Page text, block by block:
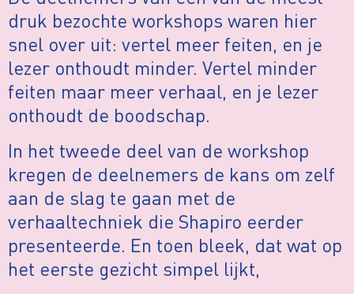
druk bezochte workshops waren hier
snel over uit: vertel meer feiten, en je
lezer onthoudt minder. Vertel minder
feiten maar meer verhaal, en je lezer
onthoudt de boodschap.
In het tweede deel van de workshop
kregen de deelnemers de kans om zelf
aan de slag te gaan met de
verhaaltechniek die Shapiro eerder
presenteerde. En toen bleek, dat wat op
het eerste gezicht simpel lijkt,